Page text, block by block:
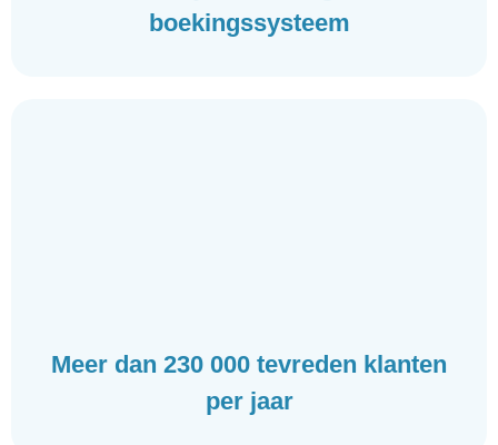
boekingssysteem
Meer dan 230 000 tevreden klanten
per jaar